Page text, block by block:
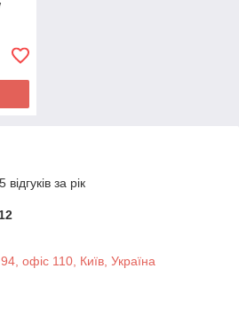
за рік
офіс 110, Київ, Україна